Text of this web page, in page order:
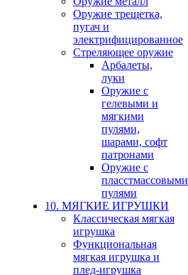
Оружие трещетка,
пугач и
электрифицированное
Стреляющее оружие
Арбалеты,
луки
Оружие с
гелевыми и
мягкими
пулями,
шарами, софт
патронами
Оружие с
пласстмассовыми
пулями
10. МЯГКИЕ ИГРУШКИ
Классическая мягкая
игрушка
Функциональная
мягкая игрушка и
плед-игрушка